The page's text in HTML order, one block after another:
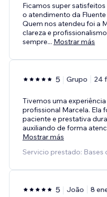
Ficamos super
o atendimento da
Quem nos atendeu foi a
clareza e
sempre... Mostrar más
5 Grupo 24
Tivemos uma
profissional Marcela. Ela
paciente e prestativa
auxiliando de forma
Mostrar más
Servicio prestado: Bases
5 João 8